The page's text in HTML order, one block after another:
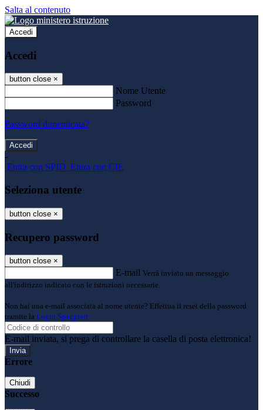
Salta al contenuto
Accedi
Accedi
button close ×
Nome Utente
Password
Password dimenticata?
-
Entra con SPID Entra con CIE
Seleziona utente
button close ×
Recupero password
button close ×
E-mail Verrà inviato un messaggio
all'indirizzo indicato con le istruzioni necessarie.
Non hai una e-mail associata al nome utente? Effettua il reset della password
tramite la Login Spaggiari
E-mail inviata, si prega di controllare la casella di posta elettronica!
Errore
Chiudi
Successo